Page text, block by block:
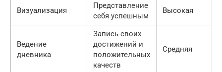
Визуализация
Представление
себя успешным
Высокая
Ведение
дневника
Запись своих
достижений и
положительных
качеств
Средняя